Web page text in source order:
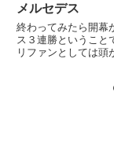
メルセデス
終わってみたら開幕
ス３連勝ということ
リファンとしては頭
含めて、隙のない完